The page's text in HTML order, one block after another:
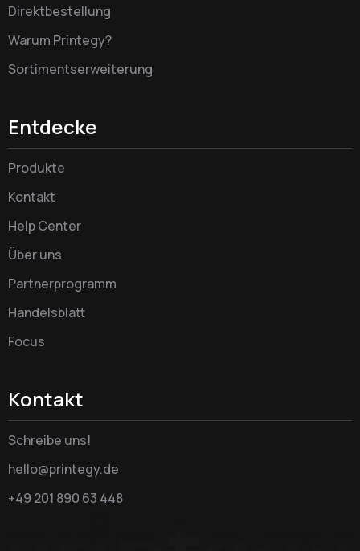
Direktbestellung
Warum Printegy?
Sortimentserweiterung
Entdecke
Produkte
Kontakt
Help Center
Über uns
Partnerprogramm
Handelsblatt
Focus
Kontakt
Schreibe uns!
hello@printegy.de
+49 201 890 63 448